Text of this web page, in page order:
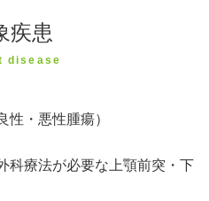
疾患
disease
性・悪性腫瘍）
科療法が必要な上顎前突・下